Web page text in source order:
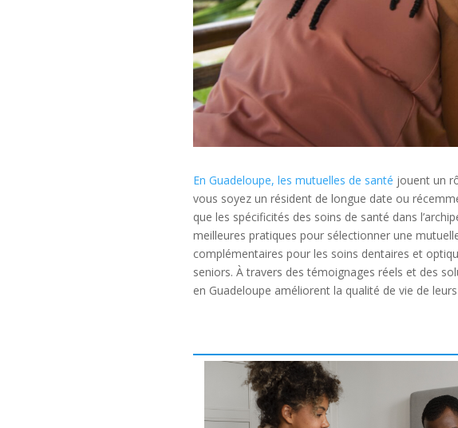
En Guadeloupe, les mutuelles de santé jouent un
vous soyez un résident de longue date ou
que les spécificités des soins de santé dans
meilleures pratiques pour sélectionner une
complémentaires pour les soins dentaires et
seniors. À travers des témoignages réels et des
en Guadeloupe améliorent la qualité de vie de